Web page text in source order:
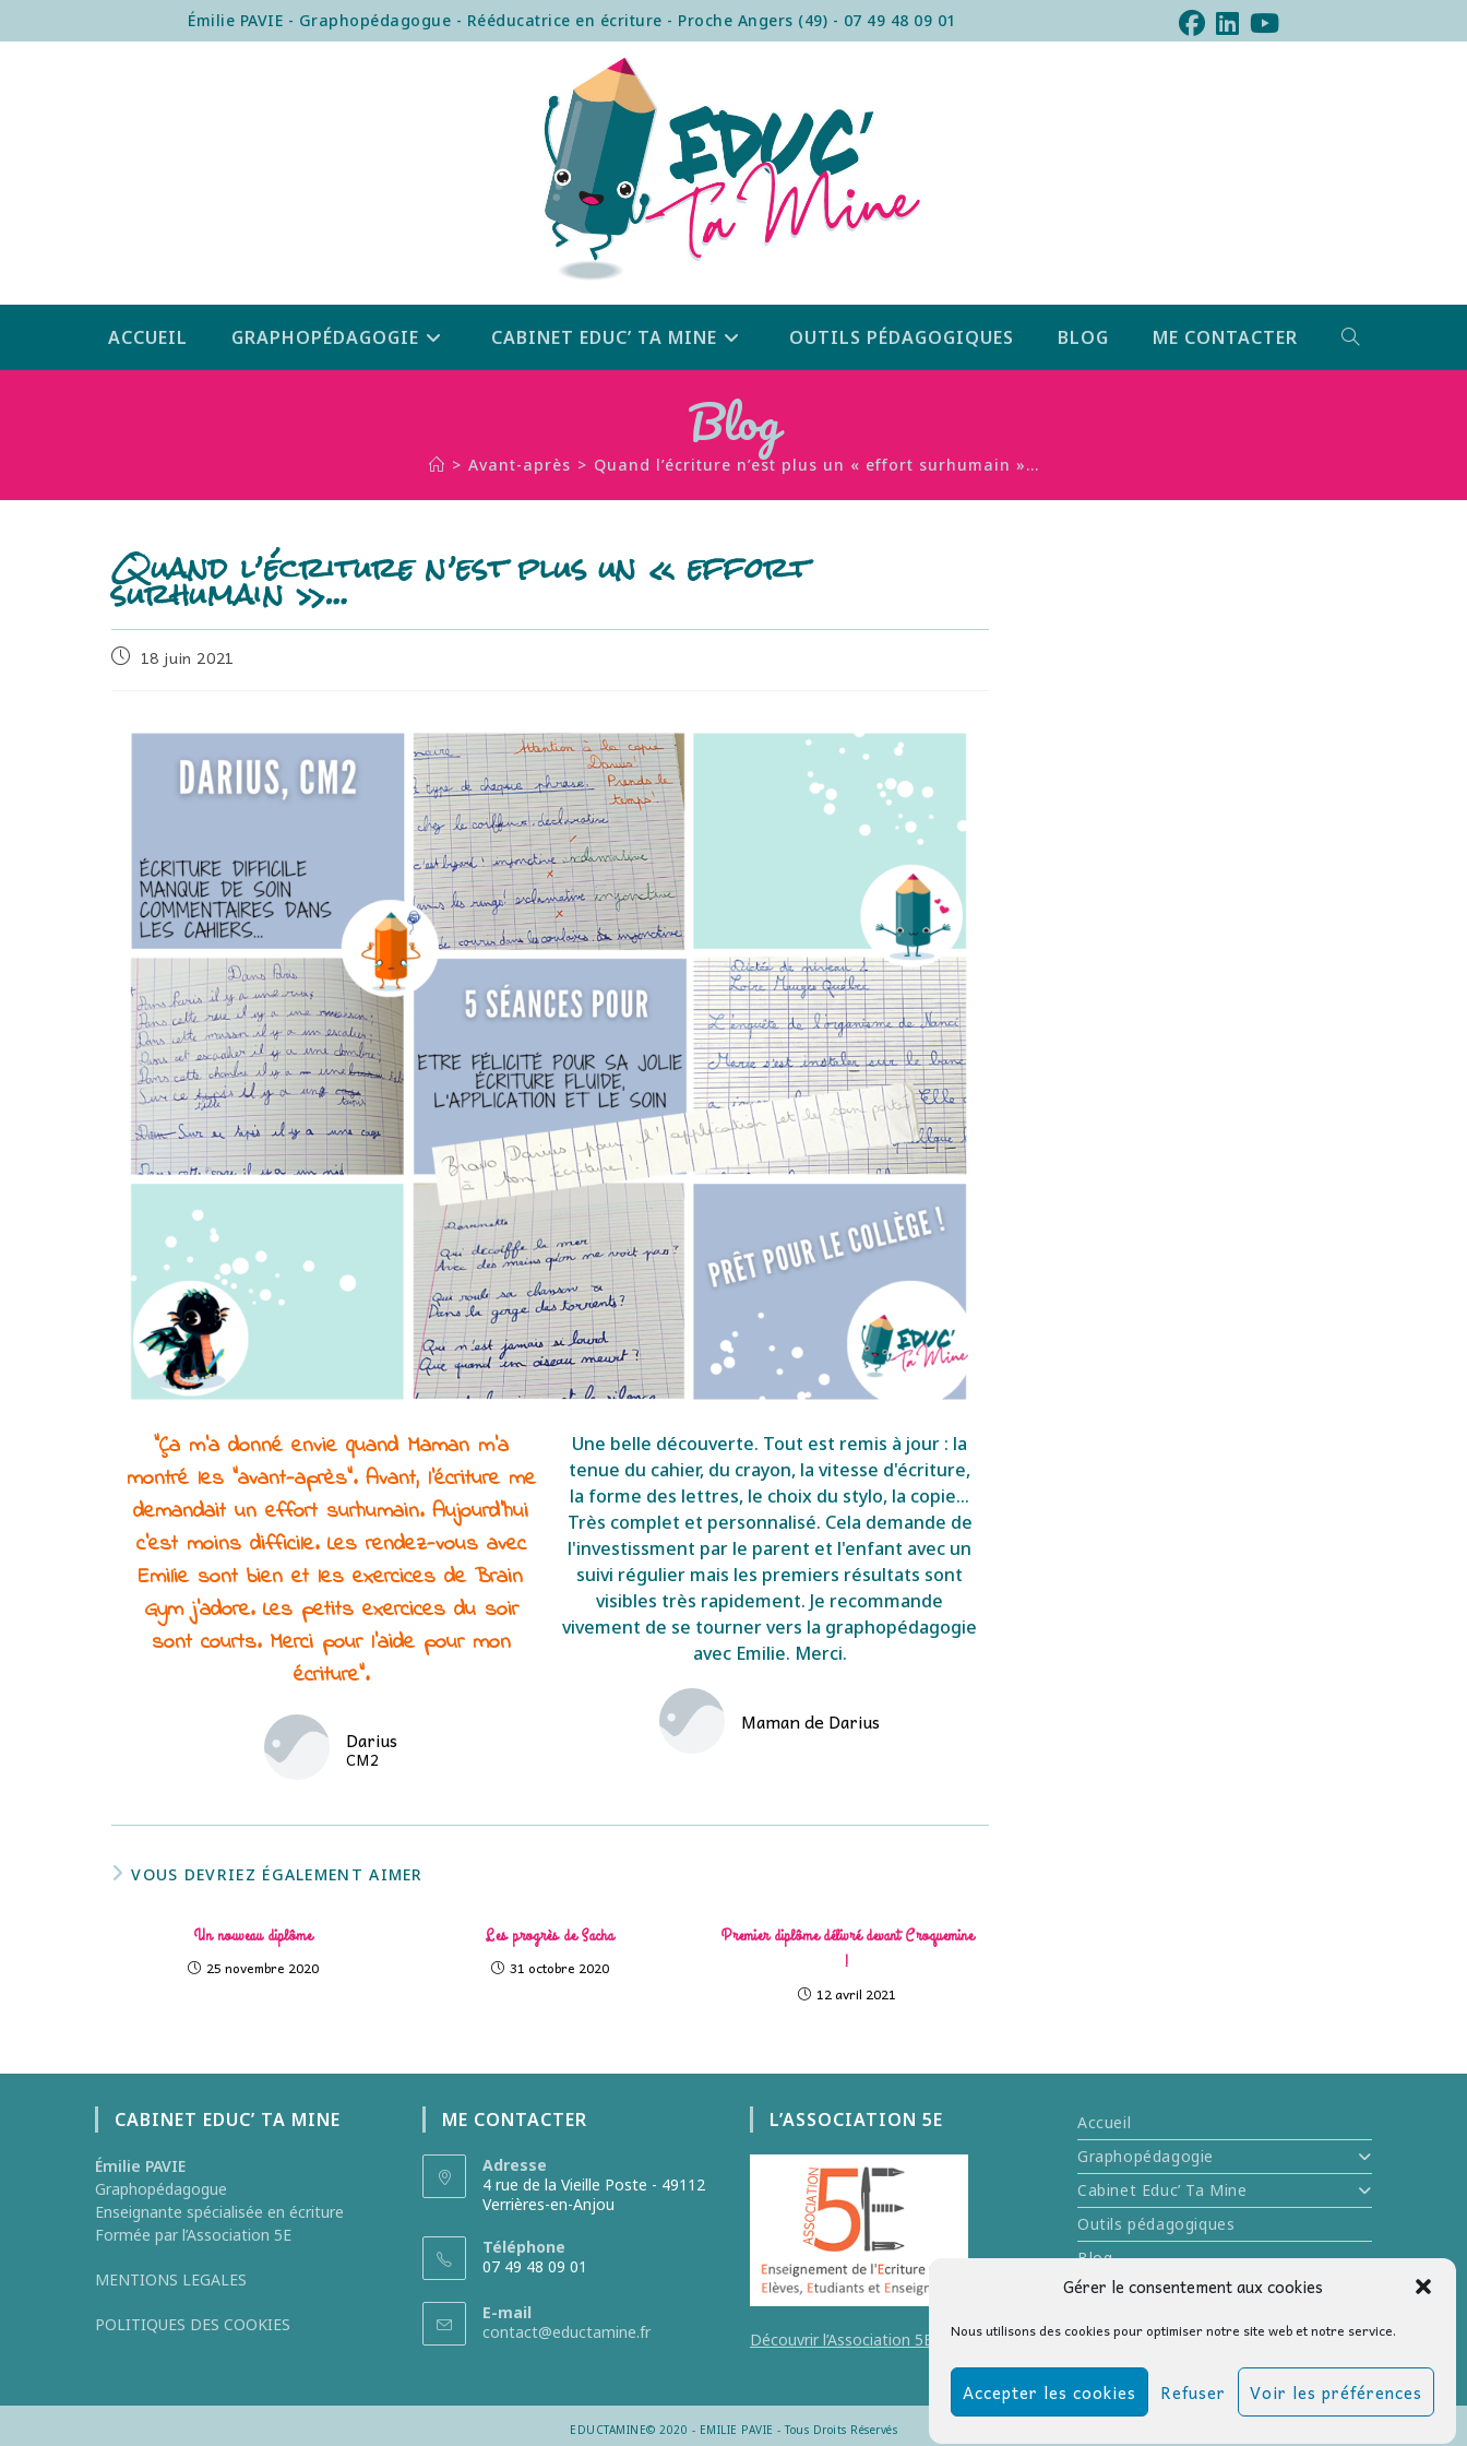
Gérer le consentement aux cookies
Nous utilisons des cookies pour optimiser notre site web et notre service.
Accepter les cookies Refuser Voir les préférences
Émilie PAVIE - Graphopédagogue - Rééducatrice en écriture - Proche Angers (49) - 07 49 48 09 01
ACCUEIL GRAPHOPÉDAGOGIE CABINET EDUC’ TA MINE OUTILS PÉDAGOGIQUES BLOG ME CONTACTER
Blog
> Avant-après > Quand l’écriture n’est plus un « effort surhumain »…
Quand l’écriture n’est plus un « effort
surhumain »…
18 juin 2021
"Ça m'a donné envie quand Maman m'a
montré les "avant-après". Avant, l'écriture me
demandait un effort surhumain. Aujourd'hui
c'est moins difficile. Les rendez-vous avec
Emilie sont bien et les exercices de Brain
Gym j'adore. Les petits exercices du soir
sont courts. Merci pour l'aide pour mon
écriture".
Darius
CM2
Une belle découverte. Tout est remis à jour : la
tenue du cahier, du crayon, la vitesse d'écriture,
la forme des lettres, le choix du stylo, la copie...
Très complet et personnalisé. Cela demande de
l'investissment par le parent et l'enfant avec un
suivi régulier mais les premiers résultats sont
visibles très rapidement. Je recommande
vivement de se tourner vers la graphopédagogie
avec Emilie. Merci.
Maman de Darius
VOUS DEVRIEZ ÉGALEMENT AIMER
Un nouveau diplôme
25 novembre 2020
Les progrès de Sacha
31 octobre 2020
Premier diplôme délivré devant Croquemine
!
12 avril 2021
CABINET EDUC’ TA MINE
Émilie PAVIE
Graphopédagogue
Enseignante spécialisée en écriture
Formée par l’Association 5E
MENTIONS LEGALES
POLITIQUES DES COOKIES
ME CONTACTER
Adresse
4 rue de la Vieille Poste - 49112
Verrières-en-Anjou
Téléphone
07 49 48 09 01
E-mail
contact@eductamine.fr
L’ASSOCIATION 5E
Découvrir l’Association 5E
Accueil
Graphopédagogie
Cabinet Educ’ Ta Mine
Outils pédagogiques
Blog
Me contacter
EDUCTAMINE© 2020 - EMILIE PAVIE - Tous Droits Réservés